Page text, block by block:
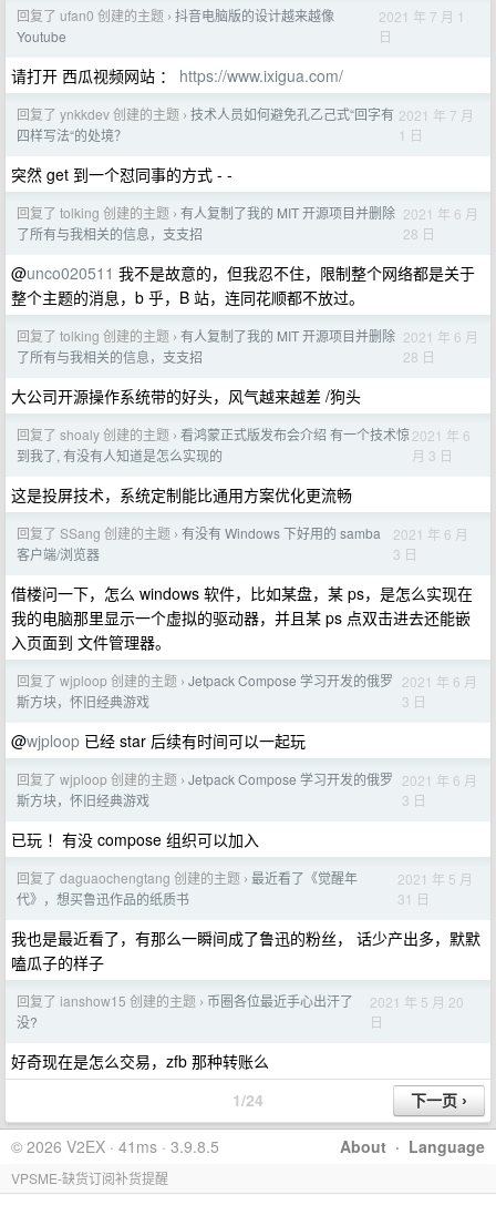
回复了 ufan0 创建的主题 › 抖音电脑版的设计越来越像
Youtube
2021 年 7 月 1
日
请打开 西瓜视频网站 ： https://www.ixigua.com/
回复了 ynkkdev 创建的主题 › 技术人员如何避免孔乙己式“回字有
四样写法“的处境？
2021 年 7 月
1 日
突然 get 到一个怼同事的方式 - -
回复了 tolking 创建的主题 › 有人复制了我的 MIT 开源项目并删除
了所有与我相关的信息，支支招
2021 年 6 月
28 日
@unco020511 我不是故意的，但我忍不住，限制整个网络都是关于
整个主题的消息，b 乎，B 站，连同花顺都不放过。
回复了 tolking 创建的主题 › 有人复制了我的 MIT 开源项目并删除
了所有与我相关的信息，支支招
2021 年 6 月
28 日
大公司开源操作系统带的好头，风气越来越差 /狗头
回复了 shoaly 创建的主题 › 看鸿蒙正式版发布会介绍 有一个技术惊
到我了, 有没有人知道是怎么实现的
2021 年 6
月 3 日
这是投屏技术，系统定制能比通用方案优化更流畅
回复了 SSang 创建的主题 › 有没有 Windows 下好用的 samba
客户端/浏览器
2021 年 6 月
3 日
借楼问一下，怎么 windows 软件，比如某盘，某 ps，是怎么实现在
我的电脑那里显示一个虚拟的驱动器，并且某 ps 点双击进去还能嵌
入页面到 文件管理器。
回复了 wjploop 创建的主题 › Jetpack Compose 学习开发的俄罗
斯方块，怀旧经典游戏
2021 年 6 月
3 日
@wjploop 已经 star 后续有时间可以一起玩
回复了 wjploop 创建的主题 › Jetpack Compose 学习开发的俄罗
斯方块，怀旧经典游戏
2021 年 6 月
3 日
已玩 ！有没 compose 组织可以加入
回复了 daguaochengtang 创建的主题 › 最近看了《觉醒年
代》，想买鲁迅作品的纸质书
2021 年 5 月
31 日
我也是最近看了，有那么一瞬间成了鲁迅的粉丝， 话少产出多，默默
嗑瓜子的样子
回复了 ianshow15 创建的主题 › 币圈各位最近手心出汗了
没?
2021 年 5 月 20
日
好奇现在是怎么交易，zfb 那种转账么
1/24
About · Language
© 2026 V2EX · 41ms · 3.9.8.5
VPSME-缺货订阅补货提醒